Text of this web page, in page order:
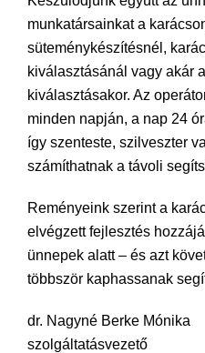
munkatársainkat a
süteménykészítésnél,
kiválasztásánál vagy akár
kiválasztásakor. Az
minden napján, a nap 24
így szenteste, szilveszter
számíthatnak a távoli
Reményeink szerint a
elvégzett fejlesztés
ünnepek alatt – és azt
többször kaphassanak
dr. Nagyné Berke Mónika
szolgáltatásvezető